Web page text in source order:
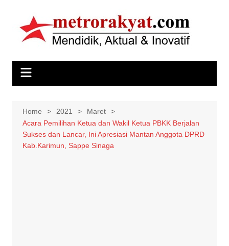
content
Home 2021
Maret
Acara Pemilihan Ketua dan Wakil Ketua PBKK Berjalan
Sukses dan Lancar, Ini Apresiasi Mantan Anggota DPRD
Kab.Karimun, Sappe Sinaga